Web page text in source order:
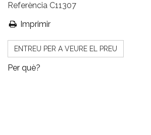
Referència C11307
Imprimir
ENTREU PER A VEURE EL PREU
Per què?